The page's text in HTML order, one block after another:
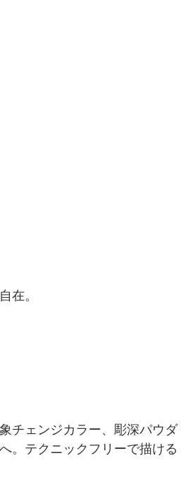
在。
チェンジカラー、彫深パウダ
。テクニックフリーで描ける